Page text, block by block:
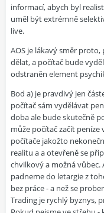
informací, abych byl
uměl být extrémně
live.
AOS je lákavý směr
dělat, a počítač bude
odstraněn element
Bod a) je pravdivý jen
počítač sám vydělávat
doba ale bude skutečně
může počítač začít
počítače jakožto
realitu a a otevřeně se
chvilkový a možná vůbec.
padneme do letargie z
bez práce - a než se
Trading je rychlý byznys,